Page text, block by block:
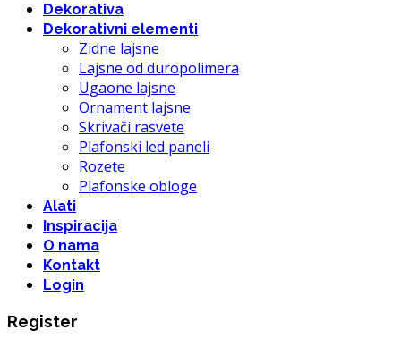
Dekorativa
Dekorativni elementi
Zidne lajsne
Lajsne od duropolimera
Ugaone lajsne
Ornament lajsne
Skrivači rasvete
Plafonski led paneli
Rozete
Plafonske obloge
Alati
Inspiracija
O nama
Kontakt
Login
Register